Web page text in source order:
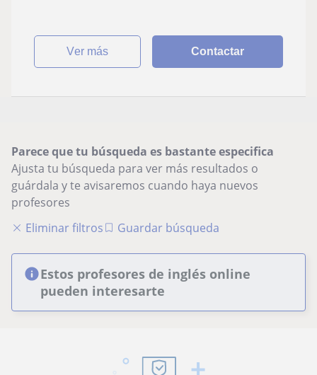
ver más Contactar
Parece que tu búsqueda es bastante especifica
Ajusta tu búsqueda para ver más resultados o
guárdala y te avisaremos cuando haya nuevos
profesores
Eliminar filtros
Guardar búsqueda
Estos profesores de inglés online
pueden interesarte